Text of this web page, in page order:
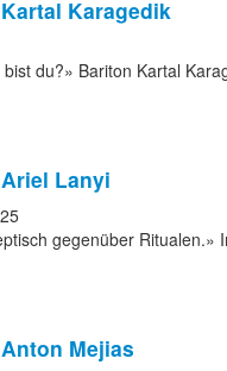
Karagedik
bist du?» Bariton Kartal
Lanyi
gegenüber
Mejias